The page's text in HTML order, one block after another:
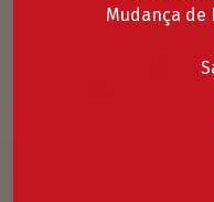
Mudança de